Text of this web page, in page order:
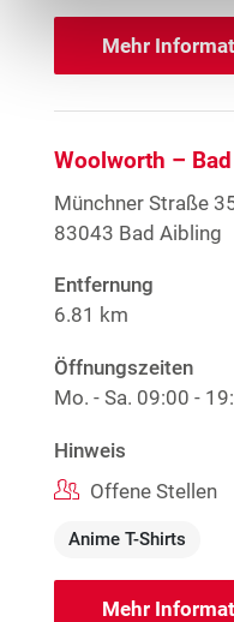
Mehr
Woolworth –
Münchner Straße
83043 Bad Aibling
Entfernung
6.81 km
Öffnungszeiten
Mo. - Sa. 09:00 -
Hinweis
Offene Stellen
Anime T-Shirts
Mehr